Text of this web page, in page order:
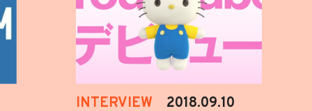
INTERVIEW 2018.09.10